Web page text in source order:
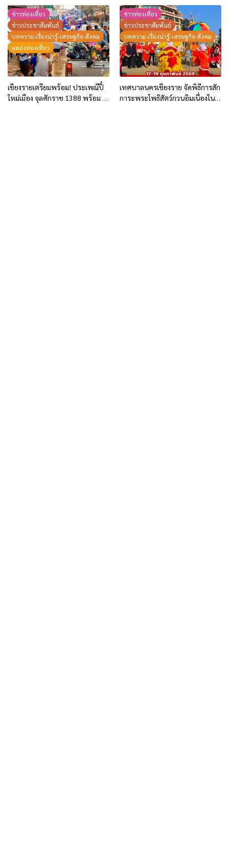
น้ำมันปรับราคาสูงขึ้น
สันโค้ง
ข่าวท่องเที่ยว
ข่าวประชาสัมพันธ์
บทความ-เรื่องน่ารู้-เศรษฐกิจ-สังคม
แหล่งท่องเที่ยว
เชียงรายเตรียมพร้อม! ประเพณีปี๋
ใหม่เมือง จุลศักราช 1388 พร้อม 3
ข่าวท่องเที่ยว
ข่าวประชาสัมพันธ์
บทความ-เรื่องน่ารู้-เศรษฐกิจ-สังคม
เทศบาลนครเชียงราย จัดพิธีการสัก
การะพระโพธิสัตว์กวนอิมเนื่องใน